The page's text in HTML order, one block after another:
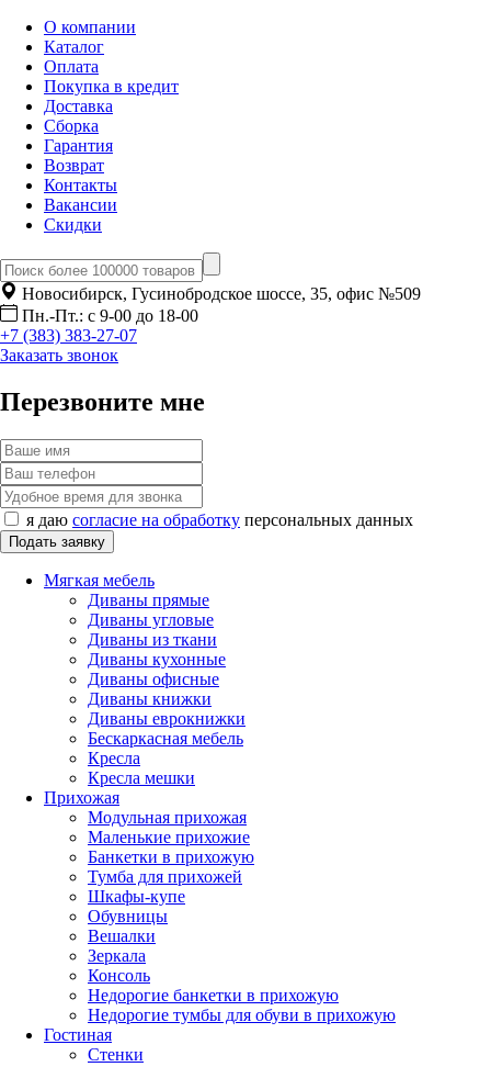
О компании
Каталог
Оплата
Покупка в кредит
Доставка
Сборка
Гарантия
Возврат
Контакты
Вакансии
Скидки
Новосибирск, Гусинобродское шоссе, 35, офис №509
Пн.-Пт.: с 9-00 до 18-00
+7 (383) 383-27-07
Заказать звонок
Перезвоните мне
я даю согласие на обработку персональных данных
Мягкая мебель
Диваны прямые
Диваны угловые
Диваны из ткани
Диваны кухонные
Диваны офисные
Диваны книжки
Диваны еврокнижки
Бескаркасная мебель
Кресла
Кресла мешки
Прихожая
Модульная прихожая
Маленькие прихожие
Банкетки в прихожую
Тумба для прихожей
Шкафы-купе
Обувницы
Вешалки
Зеркала
Консоль
Недорогие банкетки в прихожую
Недорогие тумбы для обуви в прихожую
Гостиная
Стенки